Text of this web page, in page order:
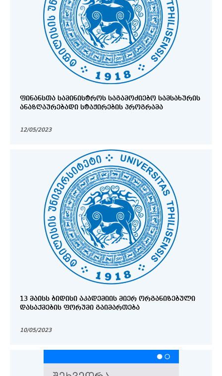
ᲤᲘᲜᲐᲜᲡᲗᲐ ᲡᲐᲛᲘᲜᲘᲡᲢᲠᲝᲡ ᲡᲐᲒᲐᲛᲝᲫᲘᲔᲑᲝ ᲡᲐᲛᲡᲐᲮᲣᲠᲘᲡ
ᲐᲜᲐᲖᲦᲐᲣᲠᲔᲑᲐᲓᲘ ᲡᲢᲐᲟᲘᲠᲔᲑᲘᲡ ᲞᲠᲝᲒᲠᲐᲛᲐ
12/05/2023
13 ᲛᲐᲘᲡᲡ ᲑᲘᲓᲘᲡᲘ ᲐᲙᲐᲓᲔᲛᲘᲘᲡ ᲛᲘᲔᲠ ᲝᲠᲒᲐᲜᲘᲖᲔᲑᲣᲚᲘ
ᲓᲐᲡᲐᲥᲛᲔᲑᲘᲡ ᲤᲝᲠᲣᲛᲘ ᲒᲐᲘᲛᲐᲠᲗᲔᲑᲐ
10/05/2023